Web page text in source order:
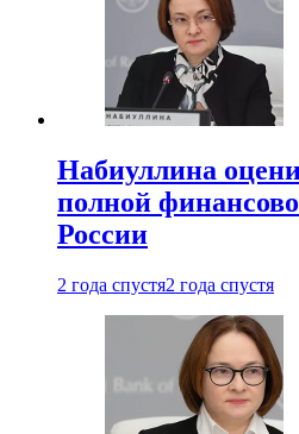
Набиуллина
полной
России
2 года спустя2 года спустя